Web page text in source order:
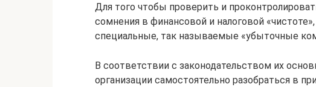
Для того чтобы проверить и
сомнения в финансовой и налоговой
специальные, так называемые «убыточные
В соответствии с законодательством их
организации самостоятельно разобраться в